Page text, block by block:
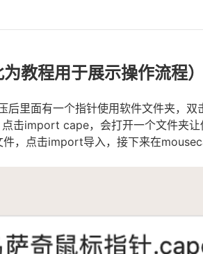
教程用于展示操作流程）
后里面有一个指针使用软件文件夹，
击import cape，会打开一个文件夹
，点击import导入，接下来在